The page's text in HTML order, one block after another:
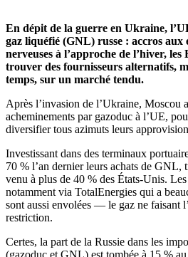
En dépit de la guerre en Ukraine,
gaz liquéfié (GNL) russe : accros aux
nerveuses à l’approche de l’hiver,
trouver des fournisseurs alternatifs,
temps, sur un marché tendu.
Après l’invasion de l’Ukraine, Moscou
acheminements par gazoduc à l’UE,
diversifier tous azimuts leurs
Investissant dans des terminaux
70 % l’an dernier leurs achats de GNL,
venu à plus de 40 % des États-Unis.
notamment via TotalEnergies qui a
sont aussi envolées — le gaz ne faisant
restriction.
Certes, la part de la Russie dans les